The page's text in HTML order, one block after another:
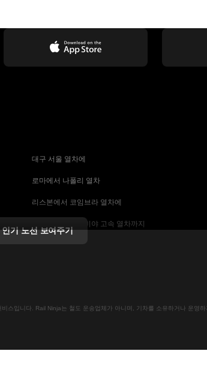
대구 서울 열차에
로마에서 나폴리 열차
리스본에서 코임브라 열차에
마드리드에서 세비야 고속 열차까지
비엔나에서 프라하 고속 열차에
기 노선 보여주기
스입니다. Rail Ninja는 철도 운송업체가 아니며, 기차를 소유하거나 운영하